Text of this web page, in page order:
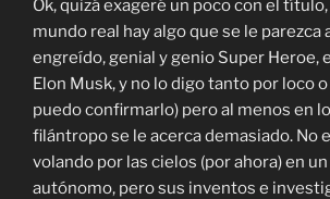
Ok, quizá exageré un poco con el
mundo real hay algo que se le parezca
engreído, genial y genio Super Heroe,
Elon Musk, y no lo digo tanto por loco
puedo confirmarlo) pero al menos en
filántropo se le acerca demasiado. No
volando por las cielos (por ahora) en
autónomo, pero sus inventos e